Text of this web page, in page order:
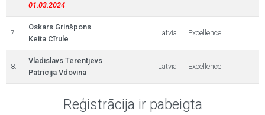
01.03.2024
7.
Oskars Grinšpons
Keita Cīrule
Latvia Excellence
8.
Vladislavs Terentjevs
Patrīcija Vdovina
Latvia Excellence
Reģistrācija ir pabeigta